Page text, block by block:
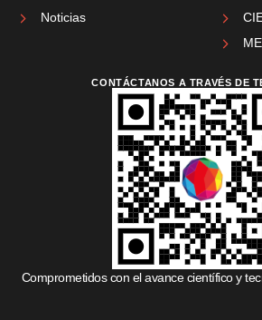
Noticias
CONTÁCTANOS A TRAVÉS DE
Comprometidos con el avance científico y